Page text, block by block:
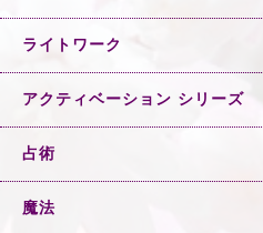
ライトワーク
アクティベーション シリーズ
占術
魔法